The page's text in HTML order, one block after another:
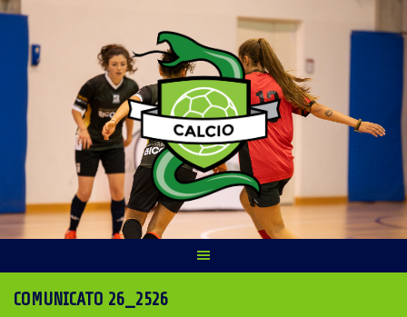
Skip
content
COMUNICATO 26_2526